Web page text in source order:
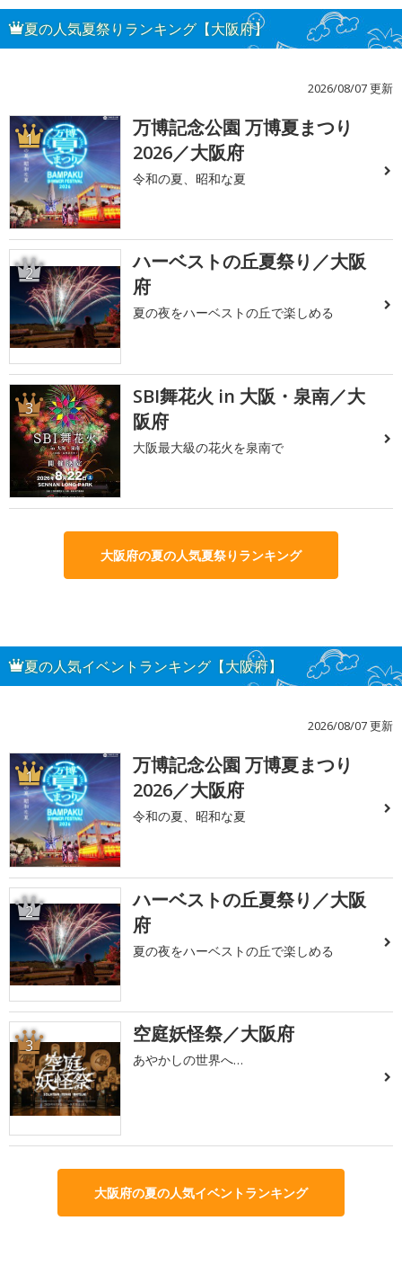
夏の人気夏祭りランキング【大阪府】
2026/08/07 更新
1
万博記念公園 万博夏まつり
2026／大阪府
令和の夏、昭和な夏
2
ハーベストの丘夏祭り／大阪
府
夏の夜をハーベストの丘で楽しめる
3
SBI舞花火 in 大阪・泉南／大
阪府
大阪最大級の花火を泉南で
大阪府の夏の人気夏祭りランキング
夏の人気イベントランキング【大阪府】
2026/08/07 更新
1
万博記念公園 万博夏まつり
2026／大阪府
令和の夏、昭和な夏
2
ハーベストの丘夏祭り／大阪
府
夏の夜をハーベストの丘で楽しめる
3 空庭妖怪祭／大阪府
あやかしの世界へ…
大阪府の夏の人気イベントランキング